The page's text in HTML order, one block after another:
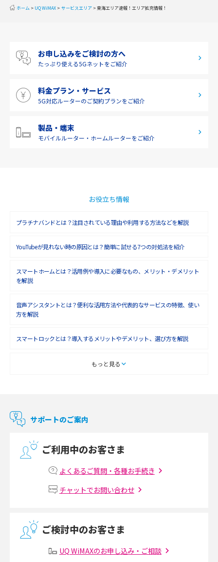
九州・沖縄
ホーム UQ WiMAX サービスエリア 東海エリア速報！エリア拡充情報！
お申し込みをご検討の方へ
たっぷり使える5Gネットをご紹介
料金プラン・サービス
5G対応ルーターのご契約プランをご紹介
製品・端末
モバイルルーター・ ホームルーターをご紹介
お役立ち情報
プラチナバンドとは？注目されている理由や利用する方法などを解説
YouTubeが見れない時の原因とは？簡単に試せる7つの対処法を紹介
スマートホームとは？活用例や導入に必要なもの、メリット・デメリット
を解説
音声アシスタントとは？便利な活用方法や代表的なサービスの特徴、使い
方を解説
スマートロックとは？導入するメリットやデメリット、選び方を解説
スマートテレビとは？特徴や選び方、使い方をわかりやすく解説
マンションで使えるWi-Fiは？種類ごとの特徴や選び方を紹介
マンションで光回線の利用を始める手順は？設備状況の確認方法も解説
Wi-Fiルーターの設定方法をわかりやすく解説！事前に準備すべきものも紹
無線LANとは？メリット・デメリットや接続方法を解説
もっと見る
サポートのご案内
ご利用中のお客さま
よくあるご質問・各種お手続き
チャットでお問い合わせ
ご検討中のお客さま
UQ WiMAXのお申し込み・ご相談